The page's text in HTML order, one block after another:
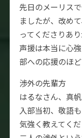
先日のメーリス
ましたが、改め
ってくださりあ
声援は本当に心
部への応援のほ
渉外の先輩方
はるなさん、真
入部当初、敬語
気強く教えてく